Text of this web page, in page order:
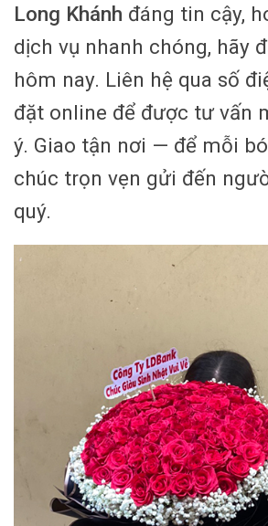
Long Khánh đáng tin cậy,
dịch vụ nhanh chóng, hãy
hôm nay. Liên hệ qua số
đặt online để được tư vấn
ý. Giao tận nơi — để mỗi
chúc trọn vẹn gửi đến
quý.